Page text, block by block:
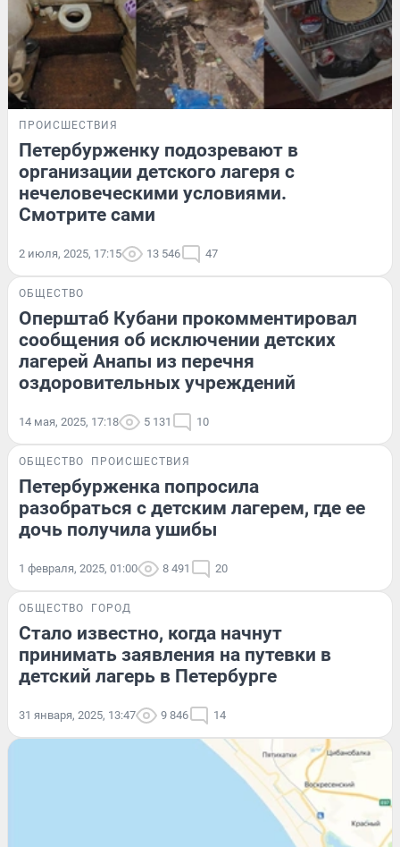
ПРОИСШЕСТВИЯ
Петербурженку подозревают в
организации детского лагеря с
нечеловеческими условиями.
Смотрите сами
2 июля, 2025, 17:15 13 546 47
ОБЩЕСТВО
Оперштаб Кубани прокомментировал
сообщения об исключении детских
лагерей Анапы из перечня
оздоровительных учреждений
14 мая, 2025, 17:18 5 131 10
ОБЩЕСТВО ПРОИСШЕСТВИЯ
Петербурженка попросила
разобраться с детским лагерем, где ее
дочь получила ушибы
1 февраля, 2025, 01:00 8 491 20
ОБЩЕСТВО ГОРОД
Стало известно, когда начнут
принимать заявления на путевки в
детский лагерь в Петербурге
31 января, 2025, 13:47 9 846 14